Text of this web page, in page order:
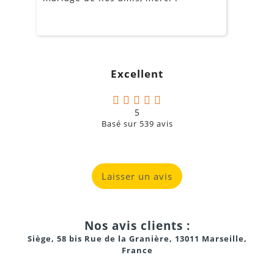
100 à 200 mètres
"Plug & Play"
Branchez vos sources audio (ordinateur, smartphone,
Excellent
5
Basé sur 539 avis
Laisser un avis
Nos avis clients :
Siège, 58 bis Rue de la Granière, 13011 Marseille,
France